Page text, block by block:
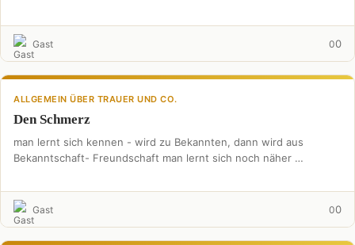
Gast 00
ALLGEMEIN ÜBER TRAUER UND CO.
Den Schmerz
man lernt sich kennen - wird zu Bekannten, dann wird aus
Bekanntschaft- Freundschaft man lernt sich noch näher …
Gast 00